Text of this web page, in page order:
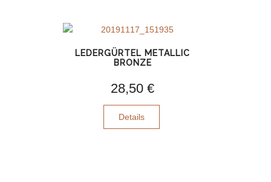
LEDERGÜRTEL METALLIC
BRONZE
28,50 €
Details